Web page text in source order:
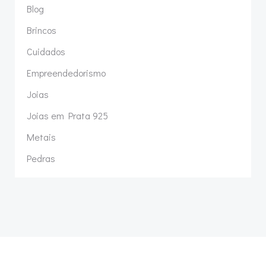
Blog
Brincos
Cuidados
Empreendedorismo
Joias
Joias em Prata 925
Metais
Pedras